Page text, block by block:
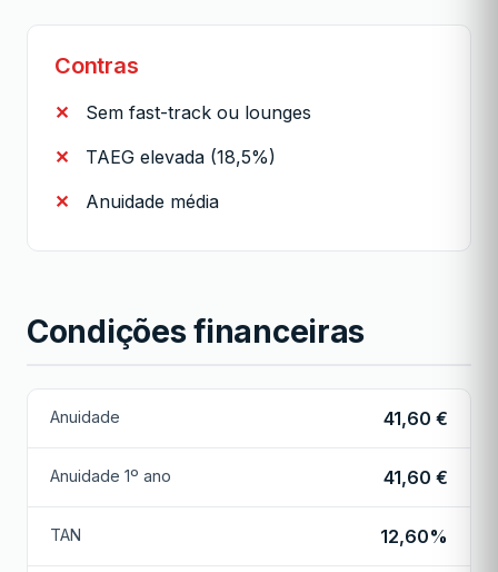
Contras
Sem fast-track ou lounges
TAEG elevada (18,5%)
Anuidade média
Condições financeiras
Anuidade 41,60 €
Anuidade 1º ano 41,60 €
TAN 12,60%